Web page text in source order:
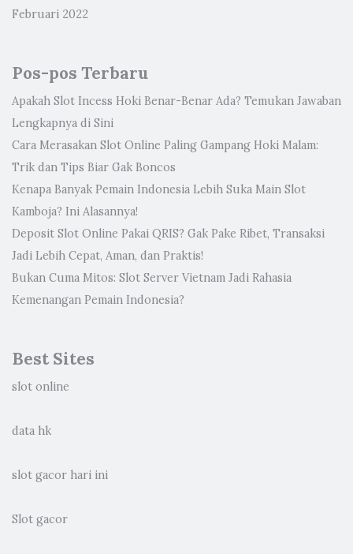
Februari 2022
Pos-pos Terbaru
Apakah Slot Incess Hoki Benar-Benar Ada? Temukan Jawaban
Lengkapnya di Sini
Cara Merasakan Slot Online Paling Gampang Hoki Malam:
Trik dan Tips Biar Gak Boncos
Kenapa Banyak Pemain Indonesia Lebih Suka Main Slot
Kamboja? Ini Alasannya!
Deposit Slot Online Pakai QRIS? Gak Pake Ribet, Transaksi
Jadi Lebih Cepat, Aman, dan Praktis!
Bukan Cuma Mitos: Slot Server Vietnam Jadi Rahasia
Kemenangan Pemain Indonesia?
Best Sites
slot online
data hk
slot gacor hari ini
Slot gacor